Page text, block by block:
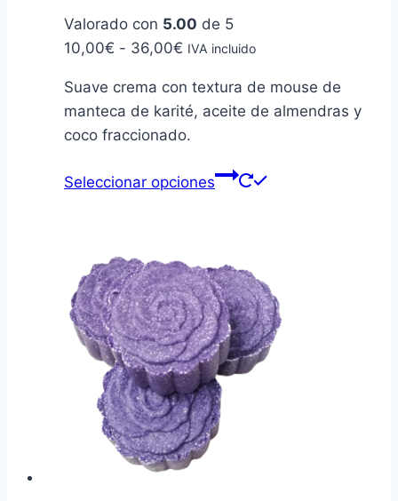
Valorado con 5.00 de 5
10,00€ - 36,00€ Rango
precios:
desde
10,00€
36,00€
IVA incluido
Suave crema con textura de mouse de
manteca de karité, aceite de almendras y
coco fraccionado.
Seleccionar opciones
Este
Las
opciones
se